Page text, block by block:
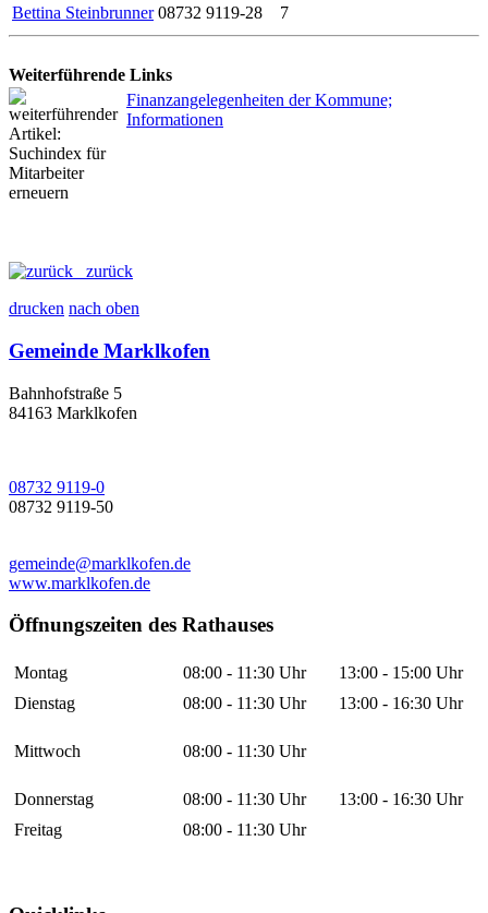
Bettina Steinbrunner 08732 9119-28 7
Weiterführende Links
Finanzangelegenheiten der Kommune;
Informationen
zurück
drucken nach oben
Gemeinde Marklkofen
Bahnhofstraße 5
84163 Marklkofen
08732 9119-0
08732 9119-50
gemeinde@marklkofen.de
www.marklkofen.de
Öffnungszeiten des Rathauses
Montag 08:00 - 11:30 Uhr
13:00 - 15:00 Uhr
Dienstag
08:00 - 11:30 Uhr 13:00 - 16:30 Uhr
Mittwoch 08:00 - 11:30 Uhr
Donnerstag 08:00 - 11:30 Uhr
13:00 - 16:30 Uhr
Freitag
08:00 - 11:30 Uhr